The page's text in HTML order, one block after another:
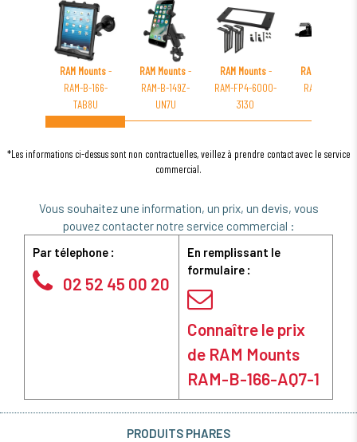
RAM Mounts-
RAM-B-166-
TAB8U
RAM Mounts-
RAM-B-149Z-
UN7U
RAM Mounts-
RAM-FP4-6000-
3130
RAM Mounts
RAM-VB-169
*Les informations ci-dessus sont non contractuelles, veillez à prendre contact avec le service
commercial.
Vous souhaitez une information, un prix, un devis, vous
pouvez contacter notre service commercial :
Par télephone :
02 52 45 00 20
En remplissant le
formulaire :
Connaître le prix
de RAM Mounts
RAM-B-166-AQ7-1
PRODUITS PHARES